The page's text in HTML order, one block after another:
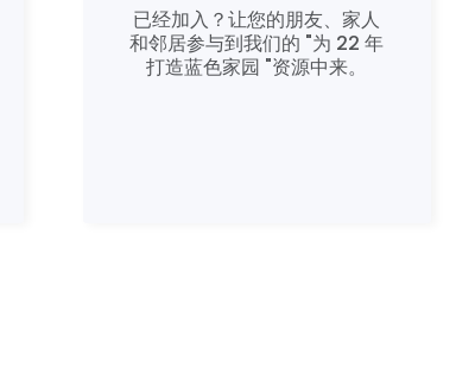
已经加入？让您的朋友、家人
和邻居参与到我们的 "为 22 年
打造蓝色家园 "资源中来。